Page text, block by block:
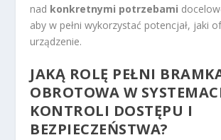
nad konkretnymi potrzebami
aby w pełni wykorzystać potencjał, jaki
urządzenie.
JAKĄ ROLĘ PEŁNI
OBROTOWA W
KONTROLI DOSTĘPU I
BEZPIECZEŃSTWA?